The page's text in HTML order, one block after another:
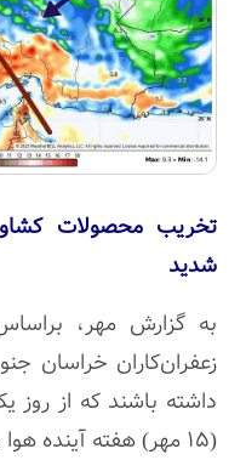
تخریب محصولات
شدید
به گزارش مهر،
زعفران‌کاران خراسان
(۱۵ مهر) هفته آینده هوا به شدت سرد می‌شود.